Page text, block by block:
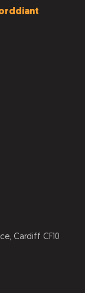
Cardiff CF10